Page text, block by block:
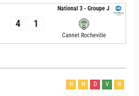
National 3 - Groupe J
4 1
Cannet Rocheville
N N D V N